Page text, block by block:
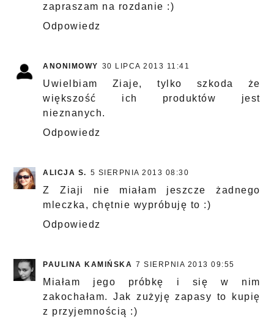
zapraszam na rozdanie :)
Odpowiedz
ANONIMOWY 30 LIPCA 2013 11:41
Uwielbiam Ziaje, tylko szkoda że
większość ich produktów jest
nieznanych.
Odpowiedz
ALICJA S. 5 SIERPNIA 2013 08:30
Z Ziaji nie miałam jeszcze żadnego
mleczka, chętnie wypróbuję to :)
Odpowiedz
PAULINA KAMIŃSKA 7 SIERPNIA 2013 09:55
Miałam jego próbkę i się w nim
zakochałam. Jak zużyję zapasy to kupię
z przyjemnością :)